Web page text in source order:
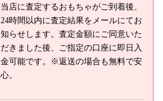
当店に査定するおもちゃがご到着後、
24時間以内に査定結果をメールにてお
知らせします。査定金額にご同意いた
だきました後、ご指定の口座に即日入
金可能です。※返送の場合も無料で安
心。